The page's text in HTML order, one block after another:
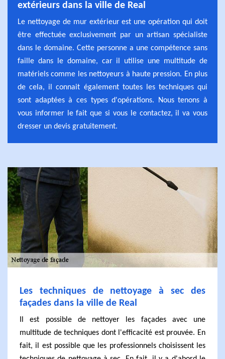
extérieurs dans la ville de Real
Le nettoyage de mur extérieur est une opération qui doit
être effectuée exclusivement par un artisan spécialiste
dans le domaine. Cette personne a une compétence sans
faille dans le domaine, car il utilise une multitude de
matériels comme les nettoyeurs à haute pression. En plus
de cela, il connait également toutes les techniques qui
sont adaptées à ces types d'opérations. Nous tenons à
vous informer le fait que si vous le contactez, il va vous
dresser un devis gratuitement.
Les techniques de nettoyage à sec des
façades dans la ville de Real
Il est possible de nettoyer les façades avec une
multitude de techniques dont l'efficacité est prouvée. En
fait, il est possible que les professionnels choisissent les